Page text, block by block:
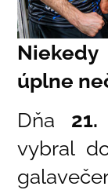
úplne
Dňa
vybral